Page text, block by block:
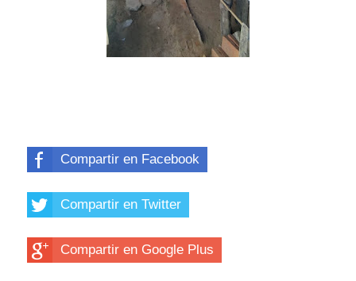
Compartir en Facebook
Compartir en Twitter
Compartir en Google Plus